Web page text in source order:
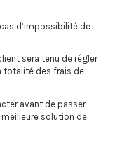
d’impossibilité de
sera tenu de régler
totalité des frais de
avant de passer
solution de